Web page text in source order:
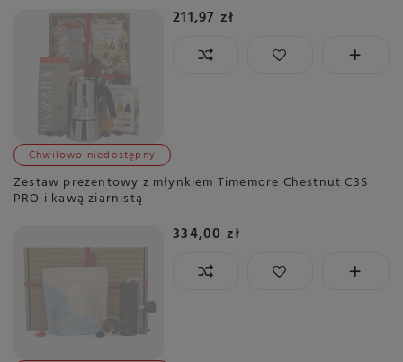
211,97 zł
Chwilowo niedostępny
Zestaw prezentowy z młynkiem Timemore Chestnut C3S
PRO i kawą ziarnistą
334,00 zł